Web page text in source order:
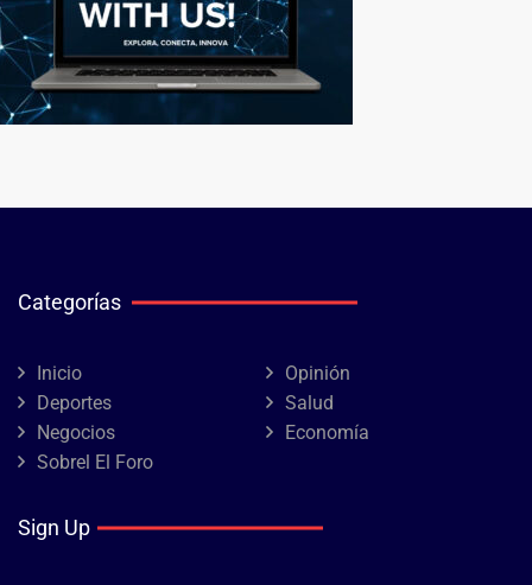
Categorías
Inicio
Opinión
Deportes
Salud
Negocios
Economía
Sobrel El Foro
Sign Up